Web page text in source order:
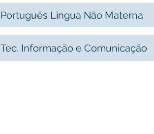
Português Lingua Não Materna
Tec. Informação e Comunicação